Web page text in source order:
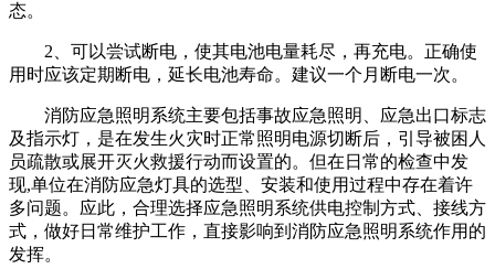
态。
2、可以尝试断电，使其电池电量耗尽，再充电。正确使
用时应该定期断电，延长电池寿命。建议一个月断电一次。
消防应急照明系统主要包括事故应急照明、应急出口标志
及指示灯，是在发生火灾时正常照明电源切断后，引导被困人
员疏散或展开灭火救援行动而设置的。但在日常的检查中发
现,单位在消防应急灯具的选型、安装和使用过程中存在着许
多问题。应此，合理选择应急照明系统供电控制方式、接线方
式，做好日常维护工作，直接影响到消防应急照明系统作用的
发挥。